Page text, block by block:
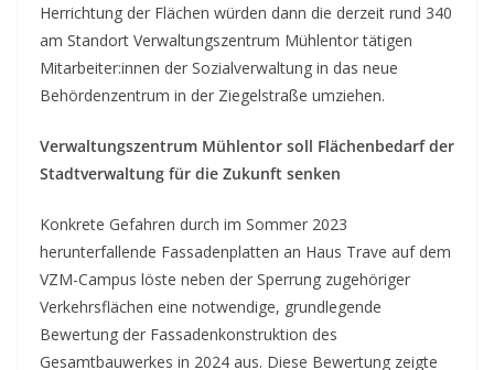
Herrichtung der Flächen würden dann die derzeit rund 340
am Standort Verwaltungszentrum Mühlentor tätigen
Mitarbeiter:innen der Sozialverwaltung in das neue
Behördenzentrum in der Ziegelstraße umziehen.
Verwaltungszentrum Mühlentor soll Flächenbedarf der
Stadtverwaltung für die Zukunft senken
Konkrete Gefahren durch im Sommer 2023
herunterfallende Fassadenplatten an Haus Trave auf dem
VZM-Campus löste neben der Sperrung zugehöriger
Verkehrsflächen eine notwendige, grundlegende
Bewertung der Fassadenkonstruktion des
Gesamtbauwerkes in 2024 aus. Diese Bewertung zeigte